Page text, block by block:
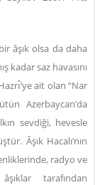
âşık olsa da daha
kadar saz havasını
ait olan “Nar
Azerbaycan’da
sevdiği, hevesle
Âşık Hacalı’nın
radyo ve
tarafından